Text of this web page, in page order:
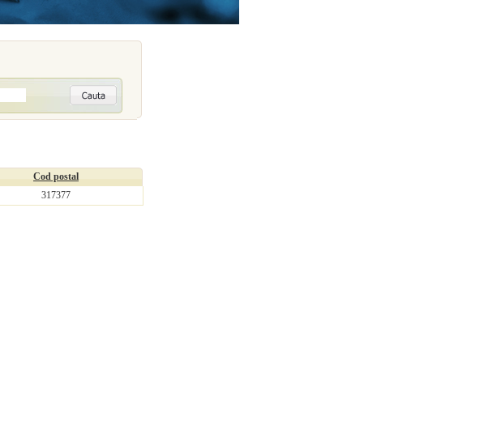
Cod postal
317377